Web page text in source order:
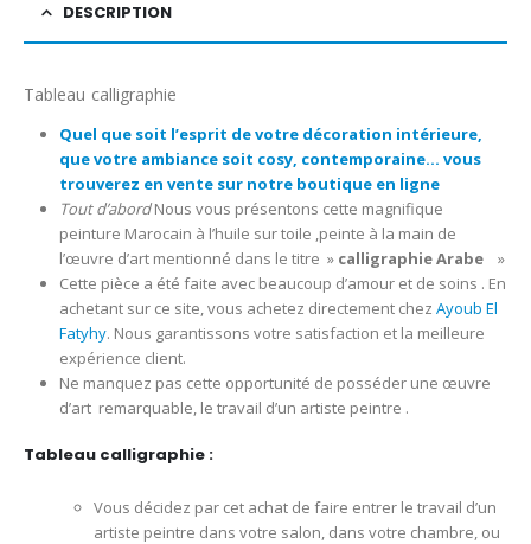
DESCRIPTION
Tableau calligraphie
Quel que soit l’esprit de votre décoration intérieure,
que votre ambiance soit cosy, contemporaine… vous
trouverez en vente sur notre boutique en ligne
Tout d’abordNous vous présentons cette magnifique
peinture Marocain à l’huile sur toile ,peinte à la main de
l’œuvre d’art mentionné dans le titre » calligraphie Arabe
»
Cette pièce a été faite avec beaucoup d’amour et de soins . En
achetant sur ce site, vous achetez directement chez Ayoub El
Fatyhy. Nous garantissons votre satisfaction et la meilleure
expérience client.
Ne manquez pas cette opportunité de posséder une œuvre
d’art remarquable, le travail d’un artiste peintre .
Tableau calligraphie :
Vous décidez par cet achat de faire entrer le travail d’un
artiste peintre dans votre salon, dans votre chambre, ou